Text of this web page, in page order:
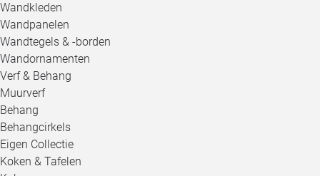
Wandkleden
Wandpanelen
Wandtegels & -borden
Wandornamenten
Verf & Behang
Muurverf
Behang
Behangcirkels
Eigen Collectie
Koken & Tafelen